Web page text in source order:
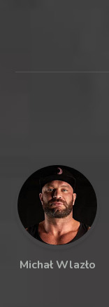
Michał Wlazło